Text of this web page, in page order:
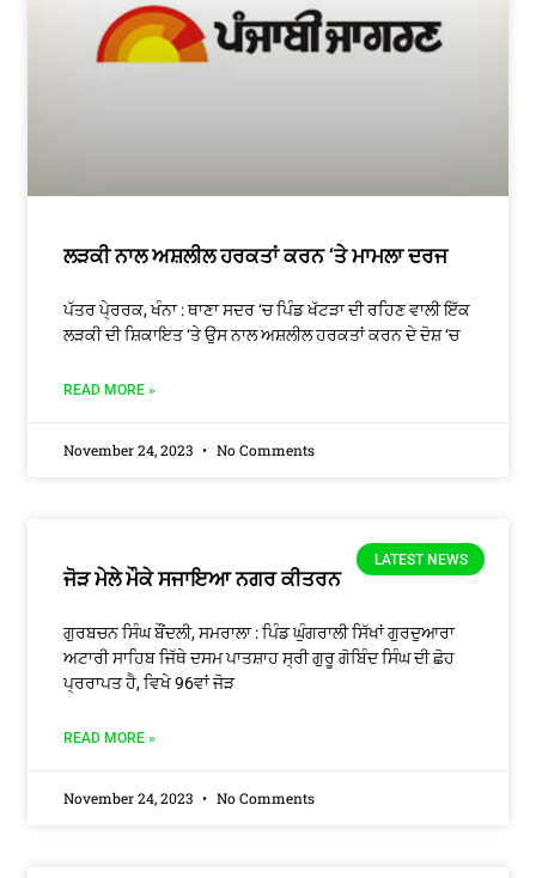
ਲੜਕੀ ਨਾਲ ਅਸ਼ਲੀਲ ਹਰਕਤਾਂ ਕਰਨ ‘ਤੇ ਮਾਮਲਾ ਦਰਜ
ਪੱਤਰ ਪੇ੍ਰਰਕ, ਖੰਨਾ : ਥਾਣਾ ਸਦਰ ‘ਚ ਪਿੰਡ ਖੱਟੜਾ ਦੀ ਰਹਿਣ ਵਾਲੀ ਇੱਕ
ਲੜਕੀ ਦੀ ਸ਼ਿਕਾਇਤ ‘ਤੇ ਉਸ ਨਾਲ ਅਸ਼ਲੀਲ ਹਰਕਤਾਂ ਕਰਨ ਦੇ ਦੋਸ਼ ‘ਚ
READ MORE »
November 24, 2023 No Comments
LATEST NEWS
ਜੋੜ ਮੇਲੇ ਮੌਕੇ ਸਜਾਇਆ ਨਗਰ ਕੀਤਰਨ
ਗੁਰਬਚਨ ਸਿੰਘ ਬੌਂਦਲੀ, ਸਮਰਾਲਾ : ਪਿੰਡ ਘੁੰਗਰਾਲੀ ਸਿੱਖਾਂ ਗੁਰਦੁਆਰਾ
ਅਟਾਰੀ ਸਾਹਿਬ ਜਿੱਥੇ ਦਸਮ ਪਾਤਸ਼ਾਹ ਸ੍ਰੀ ਗੁਰੂ ਗੋਬਿੰਦ ਸਿੰਘ ਦੀ ਛੋਹ
ਪ੍ਰਰਾਪਤ ਹੈ, ਵਿਖੇ 96ਵਾਂ ਜੋੜ
READ MORE »
November 24, 2023 No Comments